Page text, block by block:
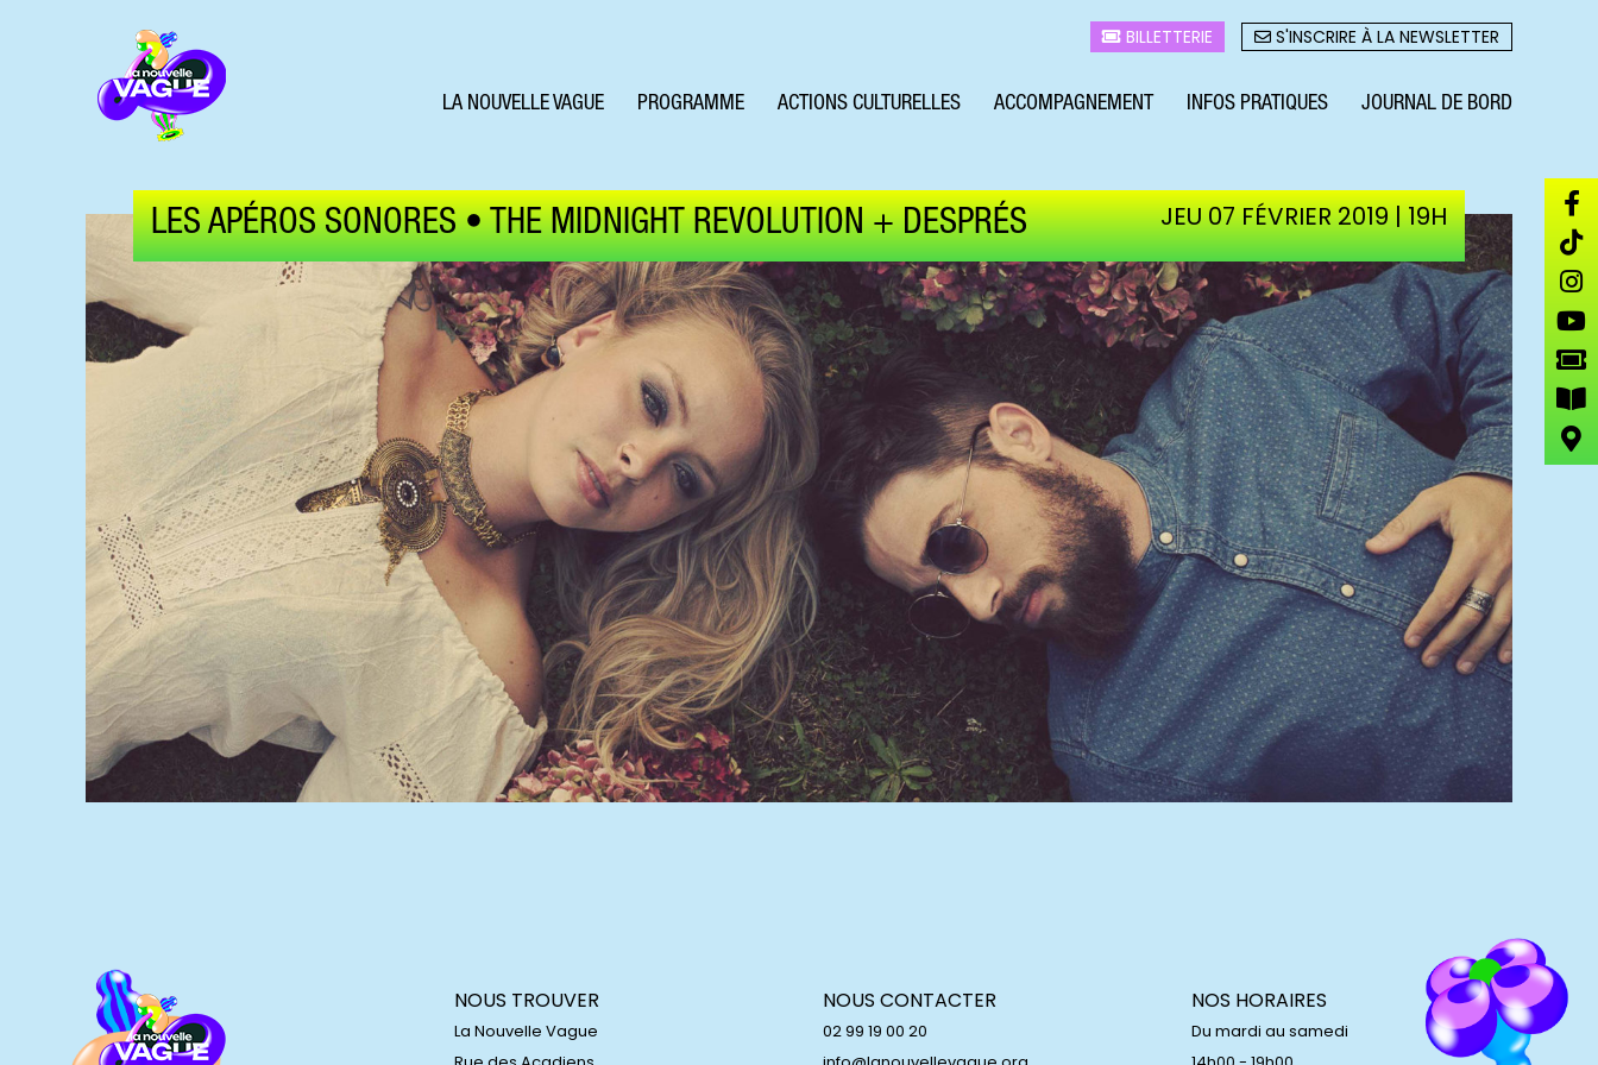
BILLETTERIE S'INSCRIRE À LA NEWSLETTER
LA NOUVELLE VAGUE PROGRAMME ACTIONS CULTURELLES ACCOMPAGNEMENT INFOS PRATIQUES JOURNAL DE BORD
LES APÉROS SONORES • THE MIDNIGHT REVOLUTION + DESPRÉS JEU 07 FÉVRIER 2019 | 19H
NOUS TROUVER
La Nouvelle Vague
NOUS CONTACTER
02 99 19 00 20
NOS HORAIRES
Du mardi au samedi